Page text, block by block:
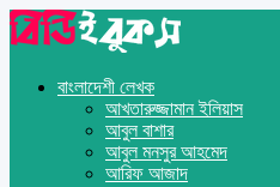
বাংলাদেশী লেখক
আখতারুজ্জামান ইলিয়াস
আবুল বাশার
আবুল মনসুর আহমেদ
আরিফ আজাদ